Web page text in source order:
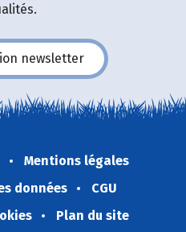
newsletter
Mentions légales
données
CGU
Plan du site